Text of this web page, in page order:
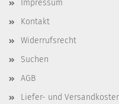
Impressum
Kontakt
Widerrufsrecht
Suchen
AGB
Liefer- und